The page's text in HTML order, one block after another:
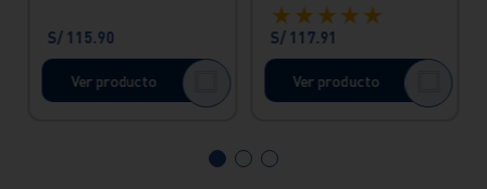
S/ 115.90
Ver producto
★★★★★
S/ 117.91
Ver producto